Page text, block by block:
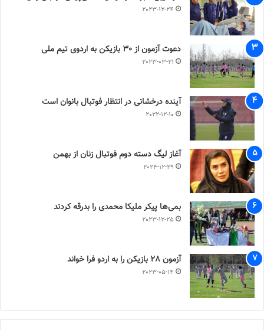
2023-12-24
دعوت آزمون از 30 بازیکن به اردوی تیم ملی
2023-03-21
آینده درخشانی در انتظار فوتبال بانوان است
2022-12-10
آغاز لیگ دسته دوم فوتبال زنان از بهمن
2024-12-29
بمی‌ها پیکر ملیکا محمدی را بدرقه کردند
2023-12-25
آزمون 28 بازیکن را به اردو فرا خواند
2023-05-14